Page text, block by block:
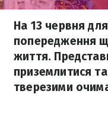
На 13 червня для
попередження
життя.
приземлитися
тверезими